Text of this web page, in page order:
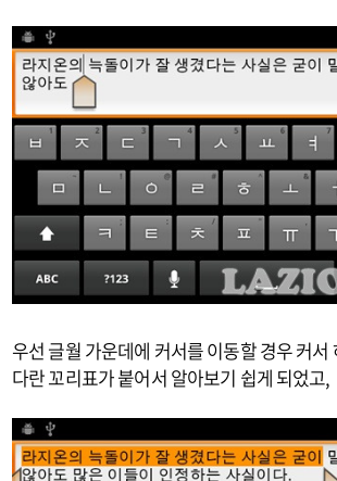
우선 글월 가운데에 커서를 이동할 경우 커서
다란 꼬리표가 붙어서 알아보기 쉽게 되었고,